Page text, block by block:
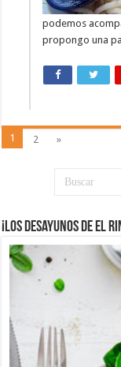
podemos
propongo una
1 2 »
¡Los desayunos de El